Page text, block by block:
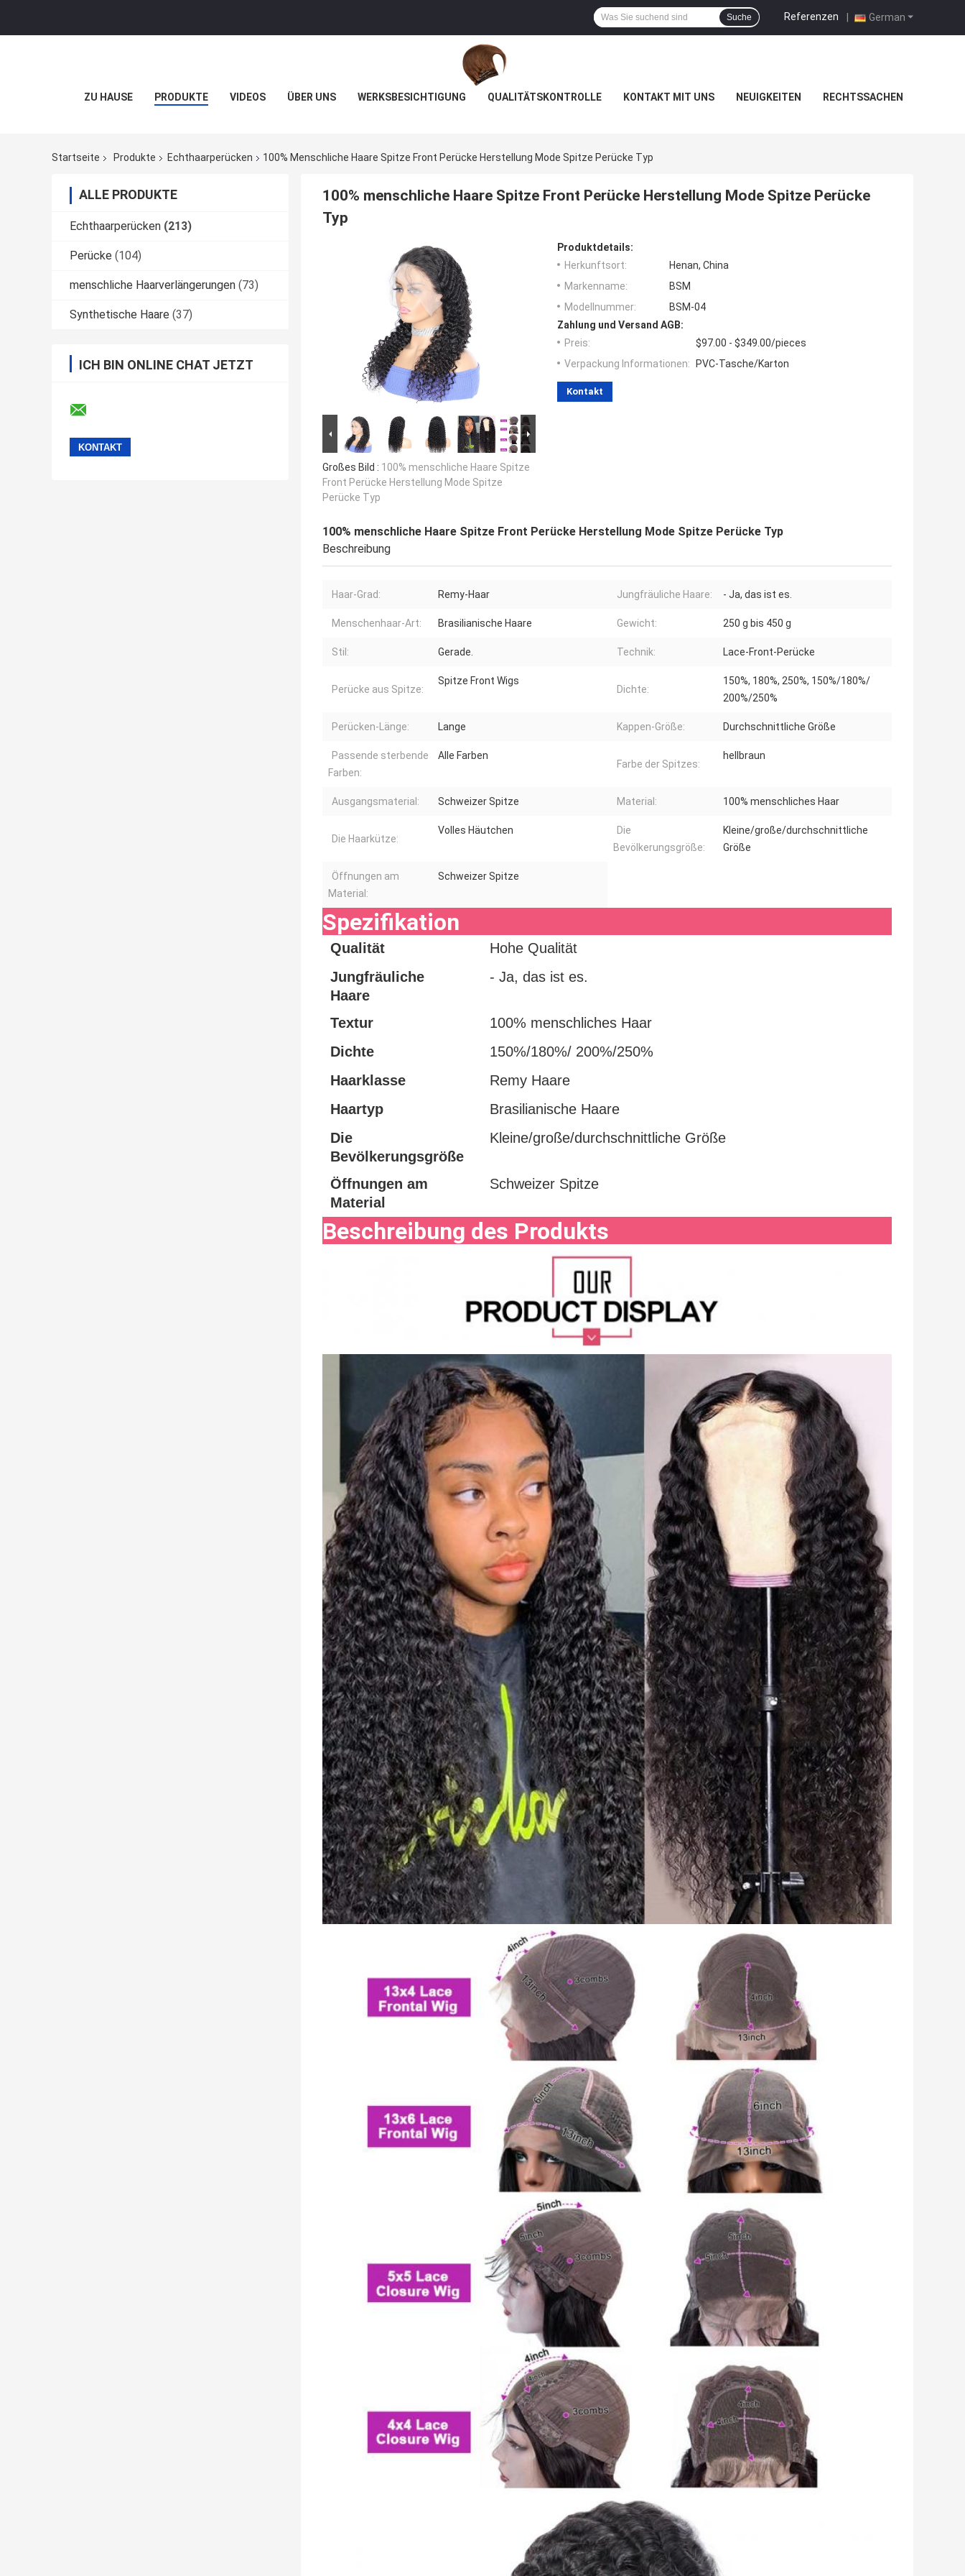
German
Referenzen |
Suche
ZU HAUSE PRODUKTE VIDEOS ÜBER UNS WERKSBESICHTIGUNG QUALITÄTSKONTROLLE KONTAKT MIT UNS NEUIGKEITEN RECHTSSACHEN
Startseite Produkte Echthaarperücken 100% Menschliche Haare Spitze Front Perücke Herstellung Mode Spitze Perücke Typ
ALLE PRODUKTE
Echthaarperücken (213)
Perücke (104)
menschliche Haarverlängerungen (73)
Synthetische Haare (37)
ICH BIN ONLINE CHAT JETZT
100% menschliche Haare Spitze Front Perücke Herstellung Mode Spitze Perücke
Typ
Großes Bild : 100% menschliche Haare Spitze
Front Perücke Herstellung Mode Spitze
Perücke Typ
Produktdetails:
Herkunftsort:
Henan, China
Markenname:
BSM
Modellnummer:
BSM-04
Zahlung und Versand AGB:
Preis:
$97.00 - $349.00/pieces
Verpackung Informationen:
PVC-Tasche/Karton
Kontakt
100% menschliche Haare Spitze Front Perücke Herstellung Mode Spitze Perücke Typ
Beschreibung
Haar-Grad: Remy-Haar Jungfräuliche Haare: - Ja, das ist es.
Menschenhaar-Art: Brasilianische Haare Gewicht: 250 g bis 450 g
Stil: Gerade. Technik: Lace-Front-Perücke
Perücke aus Spitze:
Spitze Front Wigs
Dichte:
150%, 180%, 250%, 150%/180%/
200%/250%
Perücken-Länge: Lange Kappen-Größe: Durchschnittliche Größe
Passende sterbende
Farben:
Alle Farben
Farbe der Spitzes:
hellbraun
Ausgangsmaterial: Schweizer Spitze Material: 100% menschliches Haar
Die Haarkütze:
Volles Häutchen
Die
Bevölkerungsgröße:
Kleine/große/durchschnittliche
Größe
Öffnungen am
Material:
Schweizer Spitze
Spezifikation
Qualität
Hohe Qualität
Jungfräuliche
Haare
- Ja, das ist es.
Textur
100% menschliches Haar
Dichte
150%/180%/ 200%/250%
Haarklasse
Remy Haare
Haartyp
Brasilianische Haare
Die
Bevölkerungsgröße
Kleine/große/durchschnittliche Größe
Öffnungen am
Material
Schweizer Spitze
Beschreibung des Produkts